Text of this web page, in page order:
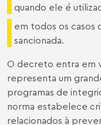
quando ele é
em todos os casos
sancionada.
O decreto entra em
representa um
programas de
norma estabelece
relacionados à